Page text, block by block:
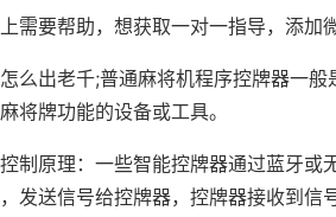
需要帮助，想获取一对一指导，添加
么出老千;普通麻将机程序控牌器一
将牌功能的设备或工具。
制原理：一些智能控牌器通过蓝牙或
发送信号给控牌器，控牌器接收到信